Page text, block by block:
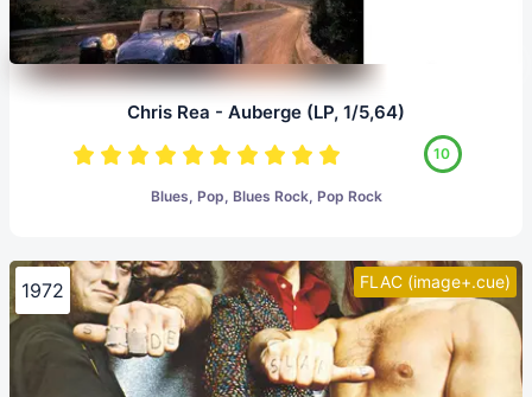
Chris Rea - Auberge (LP, 1/5,64)
10
Blues, Pop, Blues Rock, Pop Rock
FLAC (image+.cue)
1972